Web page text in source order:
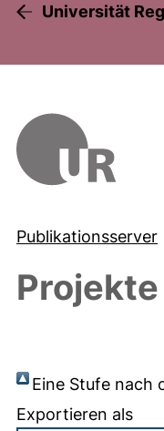
Universität
Publikationsserver
Eine Stufe nach
Exportieren als